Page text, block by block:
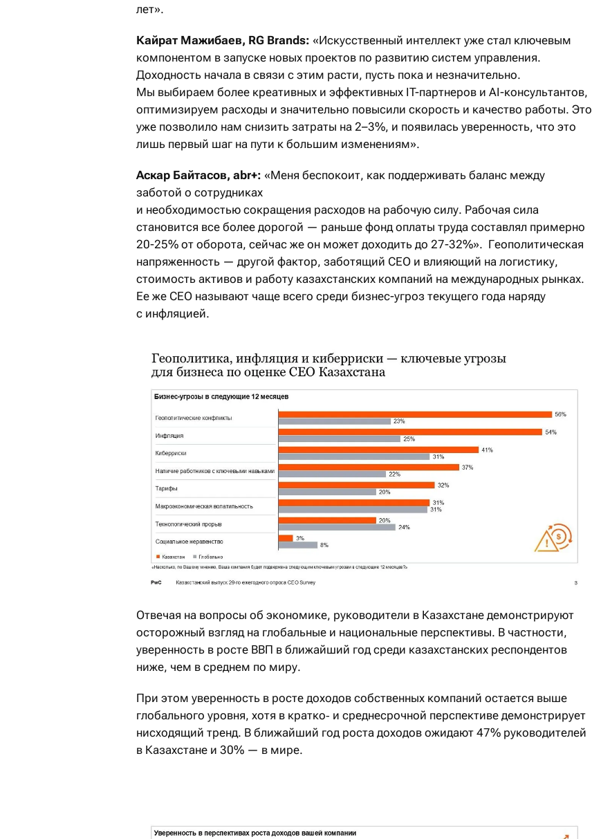
лет».
Кайрат Мажибаев, RG Brands: «Искусственный интеллект уже стал ключевым
компонентом в запуске новых проектов по развитию систем управления.
Доходность начала в связи с этим расти, пусть пока и незначительно.
Мы выбираем более креативных и эффективных IT-партнеров и AI-консультантов,
оптимизируем расходы и значительно повысили скорость и качество работы. Это
уже позволило нам снизить затраты на 2–3%, и появилась уверенность, что это
лишь первый шаг на пути к большим изменениям».
Аскар Байтасов, abr+: «Меня беспокоит, как поддерживать баланс между
заботой о сотрудниках
и необходимостью сокращения расходов на рабочую силу. Рабочая сила
становится все более дорогой — раньше фонд оплаты труда составлял примерно
20-25% от оборота, сейчас же он может доходить до 27-32%». Геополитическая
напряженность — другой фактор, заботящий СЕО и влияющий на логистику,
стоимость активов и работу казахстанских компаний на международных рынках.
Ее же СЕО называют чаще всего среди бизнес-угроз текущего года наряду
с инфляцией.
Отвечая на вопросы об экономике, руководители в Казахстане демонстрируют
осторожный взгляд на глобальные и национальные перспективы. В частности,
уверенность в росте ВВП в ближайший год среди казахстанских респондентов
ниже, чем в среднем по миру.
При этом уверенность в росте доходов собственных компаний остается выше
глобального уровня, хотя в кратко‑ и среднесрочной перспективе демонстрирует
нисходящий тренд. В ближайший год роста доходов ожидают 47% руководителей
в Казахстане и 30% — в мире.